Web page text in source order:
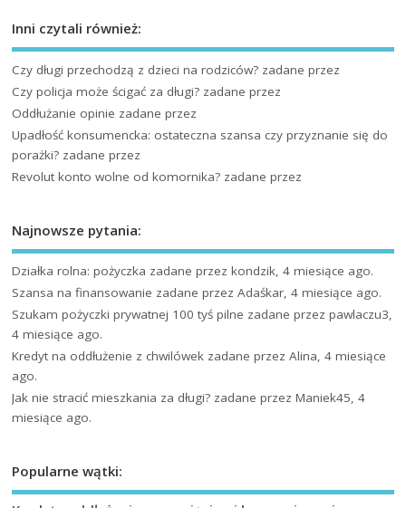
Inni czytali również:
Czy długi przechodzą z dzieci na rodziców? zadane przez
Czy policja może ścigać za długi? zadane przez
Oddłużanie opinie zadane przez
Upadłość konsumencka: ostateczna szansa czy przyznanie się do
porażki? zadane przez
Revolut konto wolne od komornika? zadane przez
Najnowsze pytania:
Działka rolna: pożyczka zadane przez kondzik, 4 miesiące ago.
Szansa na finansowanie zadane przez Adaśkar, 4 miesiące ago.
Szukam pożyczki prywatnej 100 tyś pilne zadane przez pawlaczu3,
4 miesiące ago.
Kredyt na oddłużenie z chwilówek zadane przez Alina, 4 miesiące
ago.
Jak nie stracić mieszkania za długi? zadane przez Maniek45, 4
miesiące ago.
Popularne wątki: